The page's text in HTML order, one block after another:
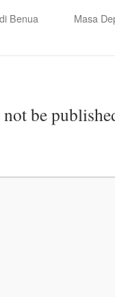
Benua
Masa
be